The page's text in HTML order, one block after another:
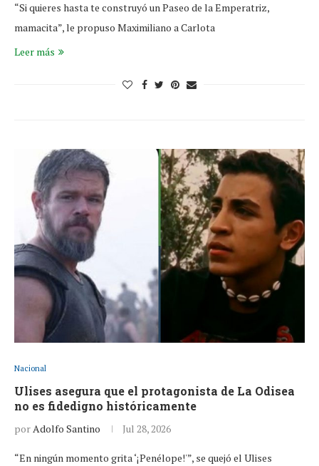
“Si quieres hasta te construyó un Paseo de la Emperatriz,
mamacita”, le propuso Maximiliano a Carlota
Leer más
Nacional
Ulises asegura que el protagonista de La Odisea
no es fidedigno históricamente
porAdolfo Santino Jul 28, 2026
“En ningún momento grita ‘¡Penélope!'”, se quejó el Ulises